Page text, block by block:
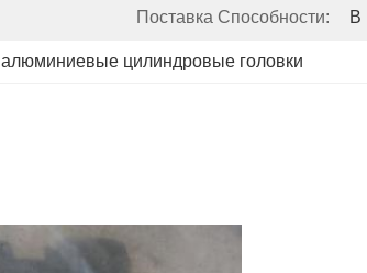
Поставка Способности: В
алюминиевые цилиндровые головки